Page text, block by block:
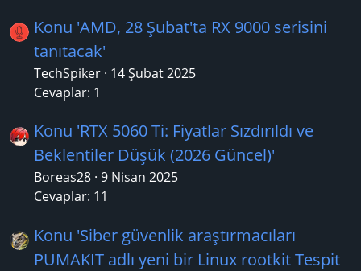
Konu 'AMD, 28 Şubat'ta RX 9000 serisini
tanıtacak'
TechSpiker 14 Şubat 2025
Cevaplar: 1
Konu 'RTX 5060 Ti: Fiyatlar Sızdırıldı ve
Beklentiler Düşük (2026 Güncel)'
Boreas28 9 Nisan 2025
Cevaplar: 11
Konu 'Siber güvenlik araştırmacıları
PUMAKIT adlı yeni bir Linux rootkit Tespit